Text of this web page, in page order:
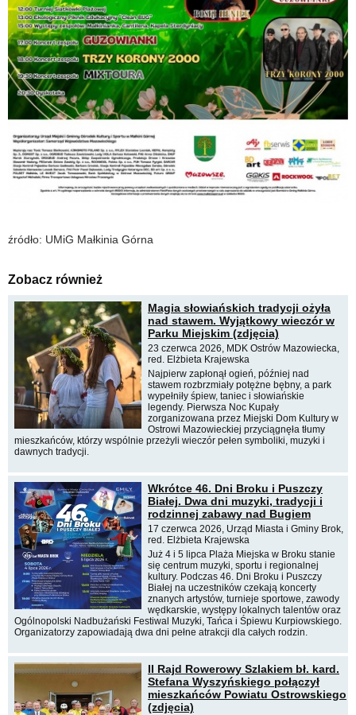
źródło: UMiG Małkinia Górna
Zobacz również
Magia słowiańskich tradycji ożyła
nad stawem. Wyjątkowy wieczór w
Parku Miejskim (zdjęcia)
23 czerwca 2026, MDK Ostrów Mazowiecka,
red. Elżbieta Krajewska
Najpierw zapłonął ogień, później nad
stawem rozbrzmiały potężne bębny, a park
wypełniły śpiew, taniec i słowiańskie
legendy. Pierwsza Noc Kupały
zorganizowana przez Miejski Dom Kultury w
Ostrowi Mazowieckiej przyciągnęła tłumy
mieszkańców, którzy wspólnie przeżyli wieczór pełen symboliki, muzyki i
dawnych tradycji.
Wkrótce 46. Dni Broku i Puszczy
Białej. Dwa dni muzyki, tradycji i
rodzinnej zabawy nad Bugiem
17 czerwca 2026, Urząd Miasta i Gminy Brok,
red. Elżbieta Krajewska
Już 4 i 5 lipca Plaża Miejska w Broku stanie
się centrum muzyki, sportu i regionalnej
kultury. Podczas 46. Dni Broku i Puszczy
Białej na uczestników czekają koncerty
znanych artystów, turnieje sportowe, zawody
wędkarskie, występy lokalnych talentów oraz
Ogólnopolski Nadbużański Festiwal Muzyki, Tańca i Śpiewu Kurpiowskiego.
Organizatorzy zapowiadają dwa dni pełne atrakcji dla całych rodzin.
II Rajd Rowerowy Szlakiem bł. kard.
Stefana Wyszyńskiego połączył
mieszkańców Powiatu Ostrowskiego
(zdjęcia)